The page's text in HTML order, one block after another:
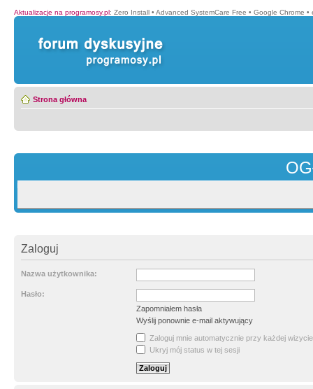
Aktualizacje na programosy.pl: Zero Install • Advanced SystemCare Free • Google Chrome •
Strona główna
Zaloguj
Nazwa użytkownika:
Hasło:
Zapomniałem hasła
Wyślij ponownie e-mail aktywujący
Zaloguj mnie automatycznie przy każdej wizycie
Ukryj mój status w tej sesji